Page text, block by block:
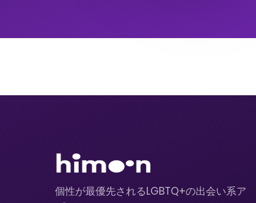
個性が最優先されるLGBTQ+の出会い系ア